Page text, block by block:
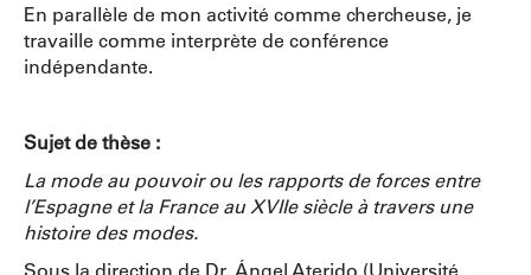
En parallèle de mon activité comme chercheuse, je
travaille comme interprète de conférence
indépendante.
Sujet de thèse :
La mode au pouvoir ou les rapports de forces entre
l’Espagne et la France au XVIIe siècle à travers une
histoire des modes.
Sous la direction de Dr. Ángel Aterido (Université